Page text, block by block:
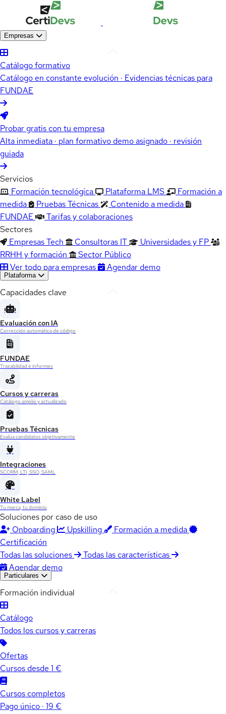
Empresas
Catálogo formativo
Catálogo en constante evolución · Evidencias técnicas para
FUNDAE
Probar gratis con tu empresa
Alta inmediata · plan formativo demo asignado · revisión
guiada
Servicios
Formación tecnológica
Plataforma LMS
Formación a
medida
Pruebas Técnicas
Contenido a medida
FUNDAE
Tarifas y colaboraciones
Sectores
Empresas Tech
Consultoras IT
Universidades y FP
RRHH y formación
Sector Público
Ver todo para empresas
Agendar demo
Plataforma
Capacidades clave
Evaluación con IA
Corrección automática de código
FUNDAE
Trazabilidad e informes
Cursos y carreras
Catálogo amplio y actualizado
Pruebas Técnicas
Evalúa candidatos objetivamente
Integraciones
SCORM, LTI, SSO, SAML
White Label
Tu marca, tu dominio
Soluciones por caso de uso
Onboarding
Upskilling
Formación a medida
Certificación
Todas las soluciones
Todas las características
Agendar demo
Particulares
Formación individual
Catálogo
Todos los cursos y carreras
Ofertas
Cursos desde 1 €
Cursos completos
Pago único · 19 €